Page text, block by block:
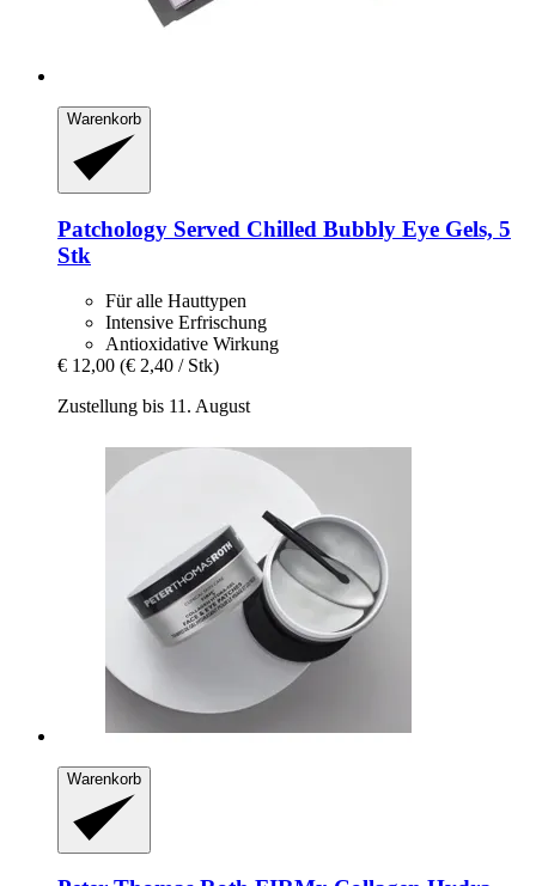
Warenkorb
Patchology Served Chilled Bubbly Eye Gels, 5
Stk
Für alle Hauttypen
Intensive Erfrischung
Antioxidative Wirkung
€ 12,00 (€ 2,40 / Stk)
Zustellung bis 11. August
Warenkorb